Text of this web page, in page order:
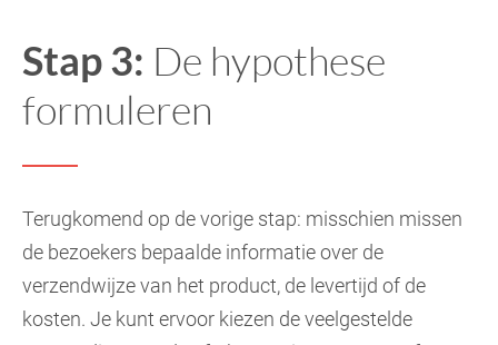
Stap 3: De hypothese
formuleren
Terugkomend op de vorige stap: misschien missen
de bezoekers bepaalde informatie over de
verzendwijze van het product, de levertijd of de
kosten. Je kunt ervoor kiezen de veelgestelde